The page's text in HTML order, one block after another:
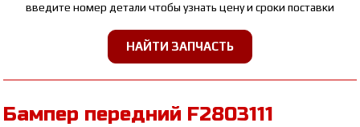
введите номер детали чтобы узнать цену и сроки поставки
Бампер передний F2803111